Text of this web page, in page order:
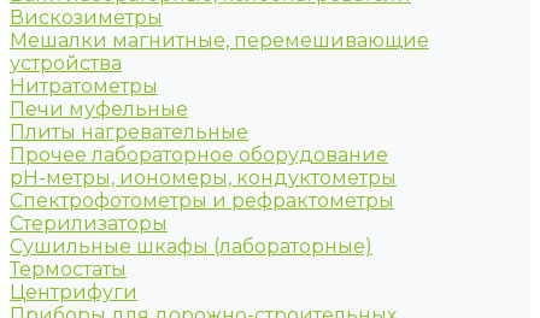
Вискозиметры
Мешалки магнитные, перемешивающие
устройства
Нитратометры
Печи муфельные
Плиты нагревательные
Прочее лабораторное оборудование
рН-метры, иономеры, кондуктометры
Спектрофотометры и рефрактометры
Стерилизаторы
Сушильные шкафы (лабораторные)
Термостаты
Центрифуги